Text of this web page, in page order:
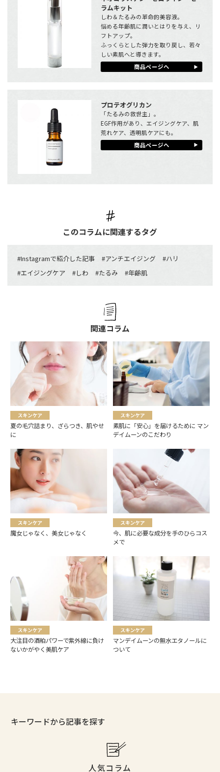
ラムキット
しわ＆たるみの革命的美容液。
悩める年齢肌に潤いとはりを与え、リ
フトアップ。
ふっくらとした弾力を取り戻し、若々
しい素肌へと導きます。
商品ページへ
プロテオグリカン
「たるみの救世主」。
EGF作用があり、エイジングケア、肌
荒れケア、透明肌ケアにも。
商品ページへ
このコラムに関連するタグ
#Instagramで紹介した記事 #アンチエイジング #ハリ
#エイジングケア #しわ #たるみ #年齢肌
関連コラム
スキンケア
夏の毛穴詰まり、ざらつき、肌やせ
に
スキンケア
素肌に「安心」を届けるために マン
デイムーンのこだわり
スキンケア
魔女じゃなく、美女じゃなく
スキンケア
今、肌に必要な成分を手のひらコス
メで
スキンケア
大注目の酒粕パワーで紫外線に負け
ないかがやく美肌ケア
スキンケア
マンデイムーンの無水エタノールに
ついて
キーワードから記事を探す
人気コラム